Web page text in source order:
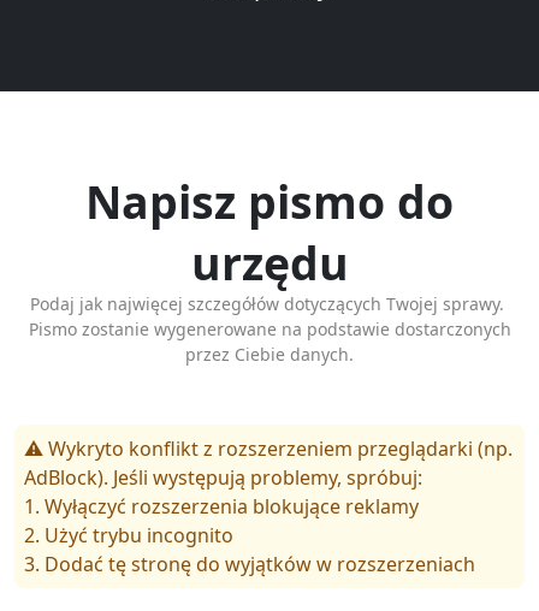
Napisz pismo do
urzędu
Podaj jak najwięcej szczegółów dotyczących Twojej sprawy.
Pismo zostanie wygenerowane na podstawie dostarczonych
przez Ciebie danych.
⚠️ Wykryto konflikt z rozszerzeniem przeglądarki (np.
AdBlock). Jeśli występują problemy, spróbuj:
1. Wyłączyć rozszerzenia blokujące reklamy
2. Użyć trybu incognito
3. Dodać tę stronę do wyjątków w rozszerzeniach